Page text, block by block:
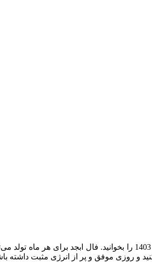
و روزی موفق و پر از انرژی مثبت داشته